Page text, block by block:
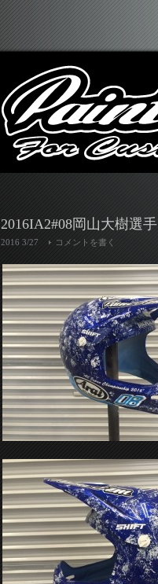
2016IA2#08岡山大樹選手
2016 3/27 コメントを書く